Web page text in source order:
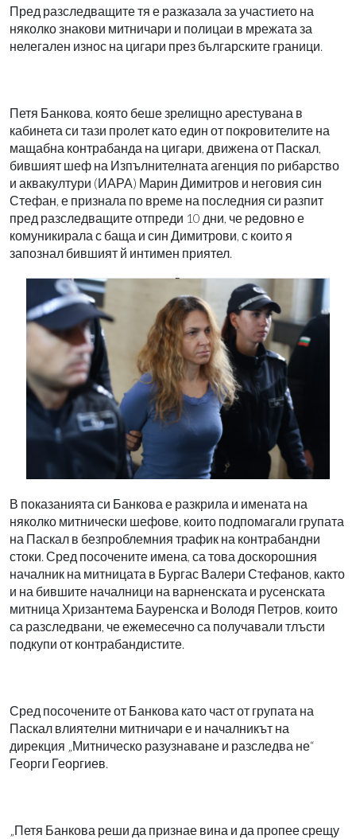
Пред разследващите тя е разказала за участието на
няколко знакови митничари и полицаи в мрежата за
нелегален износ на цигари през българските граници.
Петя Банкова, която беше зрелищно арестувана в
кабинета си тази пролет като един от покровителите на
мащабна контрабанда на цигари, движена от Паскал,
бившият шеф на Изпълнителната агенция по рибарство
и аквакултури (ИАРА) Марин Димитров и неговия син
Стефан, е признала по време на последния си разпит
пред разследващите отпреди 10 дни, че редовно е
комуникирала с баща и син Димитрови, с които я
запознал бившият й интимен приятел.
В показанията си Банкова е разкрила и имената на
няколко митнически шефове, които подпомагали групата
на Паскал в безпроблемния трафик на контрабандни
стоки. Сред посочените имена, са това доскорошния
началник на митницата в Бургас Валери Стефанов, както
и на бившите началници на варненската и русенската
митница Хризантема Бауренска и Володя Петров, които
са разследвани, че ежемесечно са получавали тлъсти
подкупи от контрабандистите.
Сред посочените от Банкова като част от групата на
Паскал влиятелни митничари е и началникът на
дирекция „Митническо разузнаване и разследва не“
Георги Георгиев.
„Петя Банкова реши да признае вина и да пропее срещу